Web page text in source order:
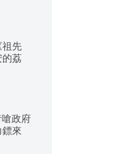
先
荔
政府
來